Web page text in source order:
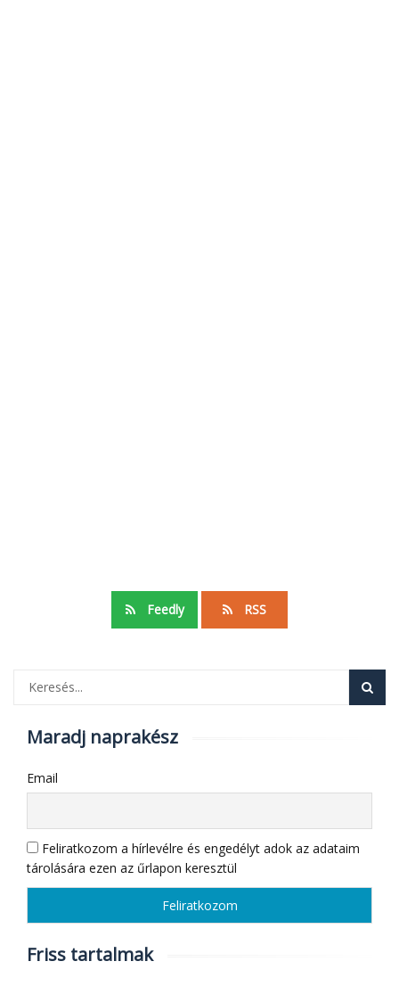
Feedly RSS
Maradj naprakész
Email
Feliratkozom a hírlevélre és engedélyt adok az adataim
tárolására ezen az űrlapon keresztül
Friss tartalmak